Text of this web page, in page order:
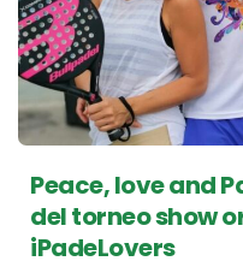
Peace, love and
del torneo show
iPadeLovers